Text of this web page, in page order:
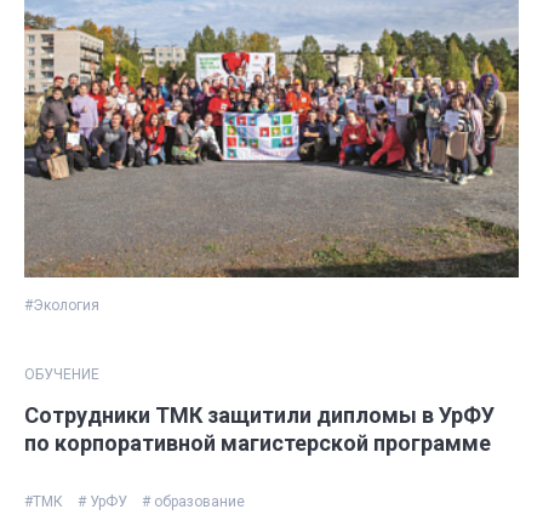
#Экология
ОБУЧЕНИЕ
Сотрудники ТМК защитили дипломы в УрФУ
по корпоративной магистерской программе
#ТМК # УрФУ # образование